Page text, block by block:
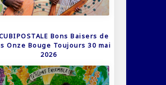
Bons Baisers de
Onze Bouge Toujours 30 mai
2026